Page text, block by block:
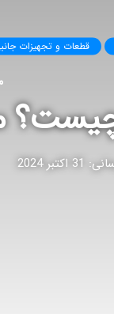
قطعات و تجهیزات
2024